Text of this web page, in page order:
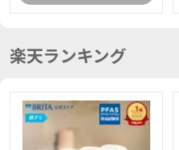
楽天ランキング